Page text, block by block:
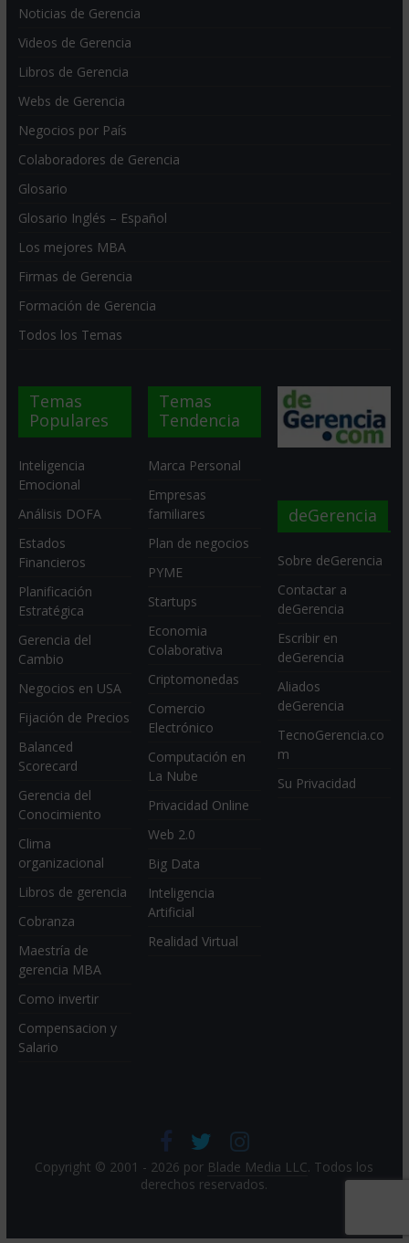
Noticias de Gerencia
Videos de Gerencia
Libros de Gerencia
Webs de Gerencia
Negocios por País
Colaboradores de Gerencia
Glosario
Glosario Inglés – Español
Los mejores MBA
Firmas de Gerencia
Formación de Gerencia
Todos los Temas
Temas
Populares
Inteligencia
Emocional
Análisis DOFA
Estados
Financieros
Planificación
Estratégica
Gerencia del
Cambio
Negocios en USA
Fijación de Precios
Balanced
Scorecard
Gerencia del
Conocimiento
Clima
organizacional
Libros de gerencia
Cobranza
Maestría de
gerencia MBA
Como invertir
Compensacion y
Salario
Temas
Tendencia
Marca Personal
Empresas
familiares
Plan de negocios
PYME
Startups
Economia
Colaborativa
Criptomonedas
Comercio
Electrónico
Computación en
La Nube
Privacidad Online
Web 2.0
Big Data
Inteligencia
Artificial
Realidad Virtual
deGerencia
Sobre deGerencia
Contactar a
deGerencia
Escribir en
deGerencia
Aliados
deGerencia
TecnoGerencia.co
m
Su Privacidad
Copyright © 2001 - 2026 por Blade Media LLC. Todos los
derechos reservados.